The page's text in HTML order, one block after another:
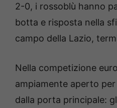
2-0, i rossoblù hanno
botta e risposta nella
campo della Lazio,
Nella competizione
ampiamente aperto per
dalla porta principale: